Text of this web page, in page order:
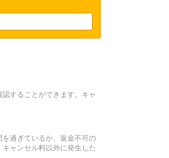
することができます。キャ
過ぎているか、返金不可の
ャンセル料以外に発生した